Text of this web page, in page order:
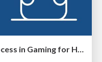
Groundhog Day: Seeking Process in Gaming for Health